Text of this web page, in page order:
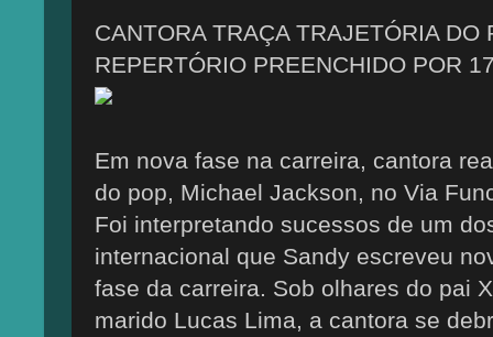
CANTORA TRAÇA TRAJETÓRIA DO
REPERTÓRIO PREENCHIDO POR
Em nova fase na carreira, cantora
do pop, Michael Jackson, no Via
Foi interpretando sucessos de um
internacional que Sandy escreveu
fase da carreira. Sob olhares do pai
marido Lucas Lima, a cantora se